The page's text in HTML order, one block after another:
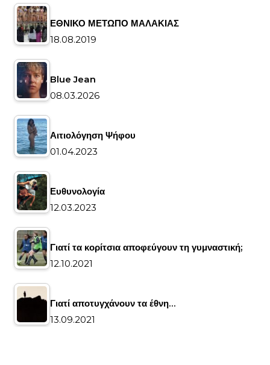
ΕΘΝΙΚΟ ΜΕΤΩΠΟ ΜΑΛΑΚΙΑΣ
18.08.2019
Blue Jean
08.03.2026
Αιτιολόγηση Ψήφου
01.04.2023
Ευθυνολογία
12.03.2023
Γιατί τα κορίτσια αποφεύγουν τη γυμναστική;
12.10.2021
Γιατί αποτυγχάνουν τα έθνη…
13.09.2021